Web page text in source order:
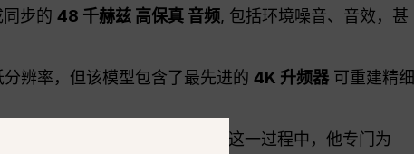
步的 48 千赫兹 高保真 音频, 包括环境噪音、音效，甚
辨率，但该模型包含了最先进的 4K 升频器 可重建精细
有以下特点
, 在这一过程中，他专门为